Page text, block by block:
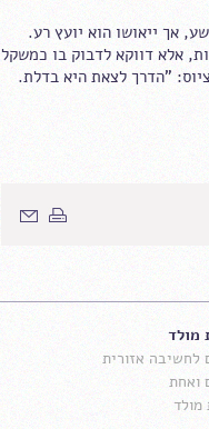
אך ייאושו הוא יועץ רע.
אלא דווקא לדבוק בו כמשקל
"הדרך לצאת היא בדלת.
מולד
לחשיבה אזורית
ואחת
מולד